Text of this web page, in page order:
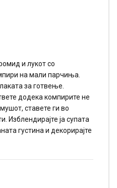
и лукот со
на мали парчиња.
за готвење.
додека компирите не
ставете ги во
Изблендирајте ја супата
густина и декорирајте